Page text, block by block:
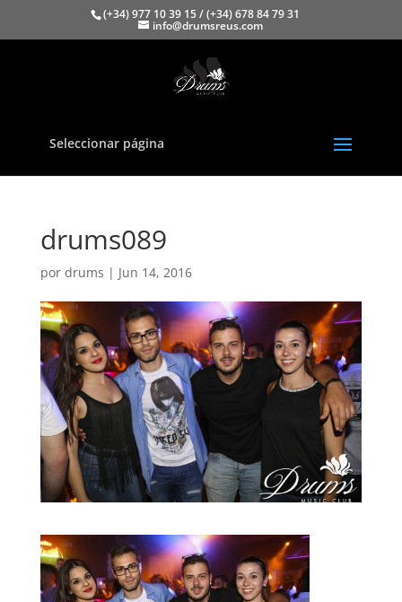
(+34) 977 10 39 15 / (+34) 678 84 79 31
info@drumsreus.com
Seleccionar página
drums089
por drums | Jun 14, 2016